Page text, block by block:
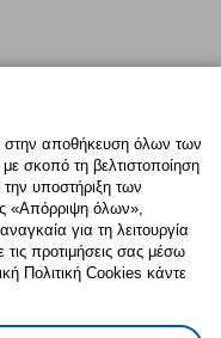
προσβασιμότητας
στην αποθήκευση όλων των
σκοπό τη βελτιστοποίηση
υποστήριξη των
«Απόρριψη όλων»,
για τη λειτουργία
τις προτιμήσεις σας μέσω
Πολιτική Cookies κάντε